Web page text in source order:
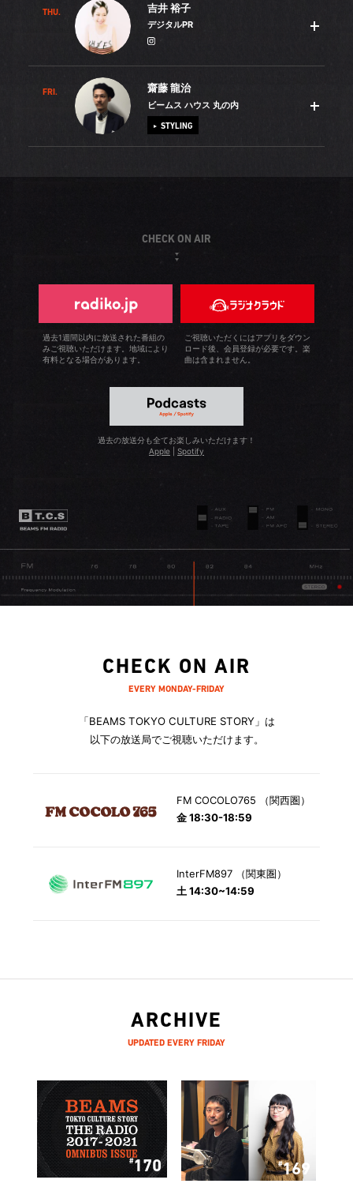
す。この冬の目標はスキーに連れて行くことです。夫婦揃
ってスノーボードが大好きなので、家族で水上あたりに出
かけようと子ども用のソリを買いました。主人と交代でソ
リとスノボを楽しむ予定です。私は、娘の成長を見守りな
がらも、何年経っても「ママに見えないね」と言われるこ
とを目指したいと思っています。そのためにも体を鍛え、
常に着こなしに気を使い、「名物ママ」と呼ばれるように
頑張っていきます！
す。「ビームス ハウス 丸の内」での勤務を経てプレスに異
動しましたが、勤務時間が不規則なこともあり、職場への
アクセスが良いところに引っ越しをしました。今は家具を
日、いつも参加している広島県人会が偶然にも近所で開か
れたことで、さっそく美味しいイタリアンレストランを知
ることができました。広島県人会はBEAMSの先輩に誘われ
たのがきっかけですが、いろいろな業界の人たちに会えて
一人息子を「虫も泥も気にしない、元気な子どもに育てた
い」と考えた時、「親自身がアウトドアの楽しみを知らな
くてどうする」と思いました。そこで、家族でキャンプや
りました。サーフィンの腕はまだまだですが、キャンプを
した帰りに温泉に出かけたりと、我が家はすっかりアクテ
ィブ派。息子がドロドロになって遊び、たくましく成長す
力を入れていて、10年以上関わり続けているフジロックフ
プを開催したりするなどBEAMSのメッセージをより多くの
THU. 吉井 裕子
デジタルPR
BEAMS公式サイトのコンテンツ制作を中心に、デジタル周
りのPRを担当しています。今シーズンからはプレスとの連
携を強化して、より半歩先を見据えたコンテンツを発信し
ったからです。ですからこうして今、活躍するクリエイタ
ーの方々と一緒にコンテンツ制作の仕事ができることが嬉
が、今は好きなことをじっくりと楽しんでいます。休日は
銭湯に入って早い時間からお蕎麦屋で日本酒。私は「ラン
チも夕食もお蕎麦でOK」というほど大の蕎麦好きです。初
確かめています。
FRI. 齋藤 龍治
ビームス ハウス 丸の内
STYLING
内」にはサイトウが3名いるため、私は「ヒゲの齋藤」「ム
ッシュウ」と呼ばれてお客様にも覚えていただいていま
構、写真を撮られて嬉しかったです（笑）。しかしピッテ
ィ・ウオモ（展示会）はすごいですね。とても緊張しまし
たが、さまざまなファッショニスタたちからたくさんの刺
入荷しているので、現地で得た商品知識と共に、イタリア
での感動をお客様にお伝えしています。私の場合、夫婦の
ことができました。貴重なバケーションを楽しんできたと
CHECK ON AIR
過去1週間以内に放送された番組の
みご視聴いただけます。地域により
有料となる場合があります。
ご視聴いただくにはアプリをダウン
ロード後、会員登録が必要です。楽
曲は含まれません。
過去の放送分も全てお楽しみいただけます！
Apple
Spotify
CHECK ON AIR
EVERY MONDAY-FRIDAY
「BEAMS TOKYO CULTURE STORY」は
以下の放送局でご視聴いただけます。
FM COCOLO765 （関西圏）
金 18:30-18:59
InterFM897 （関東圏）
土 14:30~14:59
ARCHIVE
UPDATED EVERY FRIDAY
170 169